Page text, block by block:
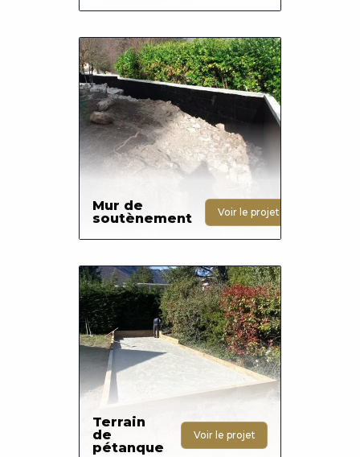
Photo
Mur de
soutènement
Voir le projet
Photo
Terrain
de
pétanque
Voir le projet